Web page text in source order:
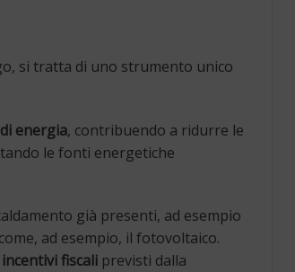
si tratta di uno strumento unico
energia, contribuendo a ridurre le
le fonti energetiche
già presenti, ad esempio
come, ad esempio, il fotovoltaico.
incentivi fiscali previsti dalla